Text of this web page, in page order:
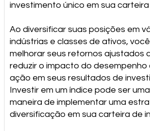
investimento único em sua carteira
Ao diversificar suas posições em
indústrias e classes de ativos,
melhorar seus retornos ajustados
reduzir o impacto do desempenho
ação em seus resultados de
Investir em um índice pode ser
maneira de implementar uma
diversificação em sua carteira de